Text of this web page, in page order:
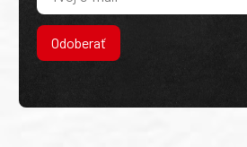
Odoberať